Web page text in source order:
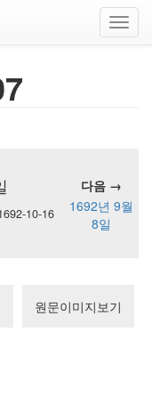
다음 →
10-16
1692년 9월
8일
원문이미지보기